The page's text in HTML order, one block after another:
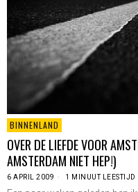
BINNENLAND
OVER DE LIEFDE VOOR
AMSTERDAM NIET HEP!)
6 APRIL 2009 1 MINUUT LEESTIJD